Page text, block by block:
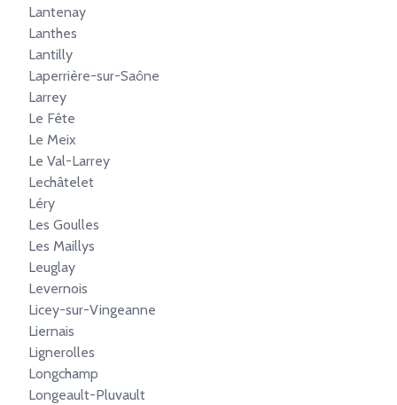
Lantenay
Lanthes
Lantilly
Laperrière-sur-Saône
Larrey
Le Fête
Le Meix
Le Val-Larrey
Lechâtelet
Léry
Les Goulles
Les Maillys
Leuglay
Levernois
Licey-sur-Vingeanne
Liernais
Lignerolles
Longchamp
Longeault-Pluvault